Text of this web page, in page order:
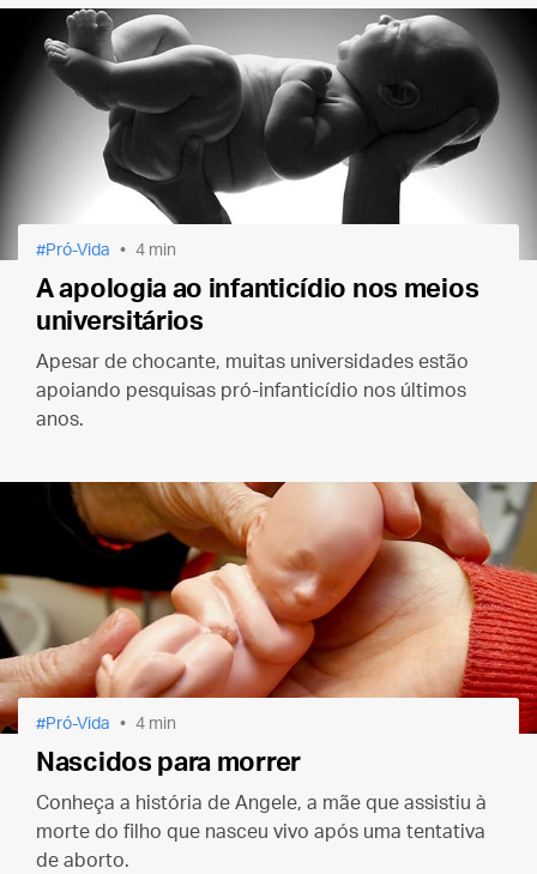
Pró-Vida 4 min
A apologia ao infanticídio nos meios
universitários
Apesar de chocante, muitas universidades estão
apoiando pesquisas pró-infanticídio nos últimos
anos.
Pró-Vida 4 min
Nascidos para morrer
Conheça a história de Angele, a mãe que assistiu à
morte do filho que nasceu vivo após uma tentativa
de aborto.